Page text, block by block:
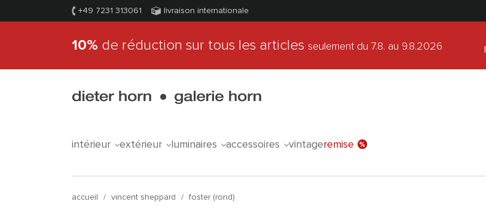
+49 7231 313061 livraison internationale
10% de réduction sur tous les articles seulement du 7.8. au 9.8.2026
intérieur extérieur luminaires accessoires vintageremise
accueil / vincent sheppard / foster (rond)